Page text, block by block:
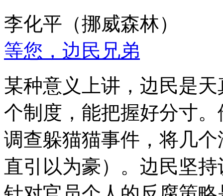
李化平（挪威森林）
等您，边民兄弟
某种意义上讲，边民是
个制度，能把握好分寸
调查躲猫猫事件，将几
直引以为豪）。边民坚